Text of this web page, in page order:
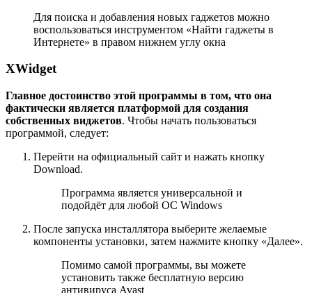
Для поиска и добавления новых гаджетов можно
воспользоваться инструментом «Найти гаджеты в
Интернете» в правом нижнем углу окна
XWidget
Главное достоинство этой программы в том, что она
фактически является платформой для создания
собственных виджетов. Чтобы начать пользоваться
программой, следует:
Перейти на официальный сайт и нажать кнопку
Download.
Программа является универсальной и
подойдёт для любой ОС Windows
После запуска инсталлятора выберите желаемые
компоненты установки, затем нажмите кнопку «Далее».
Помимо самой программы, вы можете
установить также бесплатную версию
антивируса Avast